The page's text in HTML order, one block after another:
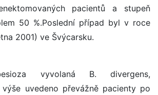
pacientů a stupeň
50 %.Poslední případ byl v roce
2001) ve Švýcarsku.
vyvolaná B. divergens,
uvedeno převážně pacienty po